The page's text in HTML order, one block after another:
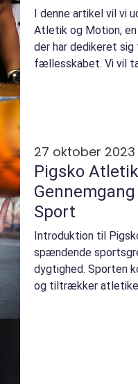
I denne artikel vil vi
Atletik og Motion,
der har dedikeret
fællesskabet. Vi vil
27 oktober 2023
Pigsko
Sport
Introduktion til
spændende
dygtighed. Sporten
og tiltrækker